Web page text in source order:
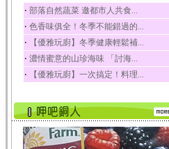
豆豉裡頭含有營養的蛋
白質、脂肪、鈣、磷...
榛果
榛果裡所含的營養素有
蛋白質、脂肪、醣類...
迷迭香
酸、迷迭香酸、植物...
咖啡
咖啡中的咖啡因會刺激
‧ 部落自然蔬菜 邀都市人共食...
‧ 色香味俱全！冬季不能錯過的...
‧ 【優雅玩廚】冬季健康輕鬆補...
‧ 濃情蜜意的山珍海味 「討海...
‧ 【優雅玩廚】一次搞定！料理...